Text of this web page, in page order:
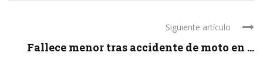
Siguiente artículo
Fallece menor tras accidente de moto en ...